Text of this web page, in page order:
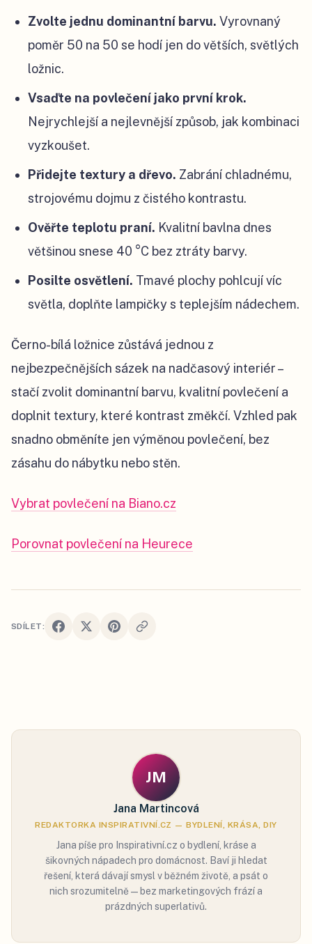
Zvolte jednu dominantní barvu. Vyrovnaný
poměr 50 na 50 se hodí jen do větších, světlých
ložnic.
Vsaďte na povlečení jako první krok.
Nejrychlejší a nejlevnější způsob, jak kombinaci
vyzkoušet.
Přidejte textury a dřevo. Zabrání chladnému,
strojovému dojmu z čistého kontrastu.
Ověřte teplotu praní. Kvalitní bavlna dnes
většinou snese 40 °C bez ztráty barvy.
Posilte osvětlení. Tmavé plochy pohlcují víc
světla, doplňte lampičky s teplejším nádechem.
Černo-bílá ložnice zůstává jednou z
nejbezpečnějších sázek na nadčasový interiér –
stačí zvolit dominantní barvu, kvalitní povlečení a
doplnit textury, které kontrast změkčí. Vzhled pak
snadno obměníte jen výměnou povlečení, bez
zásahu do nábytku nebo stěn.
Vybrat povlečení na Biano.cz
Porovnat povlečení na Heurece
SDÍLET:
JM
Jana Martincová
REDAKTORKA INSPIRATIVNÍ.CZ — BYDLENÍ, KRÁSA, DIY
Jana píše pro Inspirativní.cz o bydlení, kráse a
šikovných nápadech pro domácnost. Baví ji hledat
řešení, která dávají smysl v běžném životě, a psát o
nich srozumitelně — bez marketingových frází a
prázdných superlativů.